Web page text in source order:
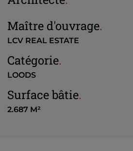
Maître d'ouvrage.
LCV REAL ESTATE
Catégorie.
LOODS
Surface bâtie.
2.687 M²